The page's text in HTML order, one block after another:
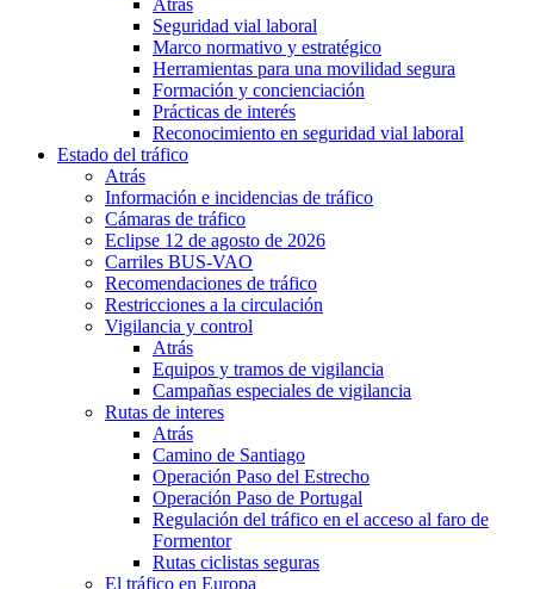
Atrás
Seguridad vial laboral
Marco normativo y estratégico
Herramientas para una movilidad segura
Formación y concienciación
Prácticas de interés
Reconocimiento en seguridad vial laboral
Estado del tráfico
Atrás
Información e incidencias de tráfico
Cámaras de tráfico
Eclipse 12 de agosto de 2026
Carriles BUS-VAO
Recomendaciones de tráfico
Restricciones a la circulación
Vigilancia y control
Atrás
Equipos y tramos de vigilancia
Campañas especiales de vigilancia
Rutas de interes
Atrás
Camino de Santiago
Operación Paso del Estrecho
Operación Paso de Portugal
Regulación del tráfico en el acceso al faro de
Formentor
Rutas ciclistas seguras
El tráfico en Europa